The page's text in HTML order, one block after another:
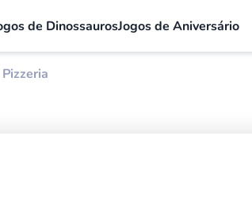
de DinossaurosJogos de Aniversário